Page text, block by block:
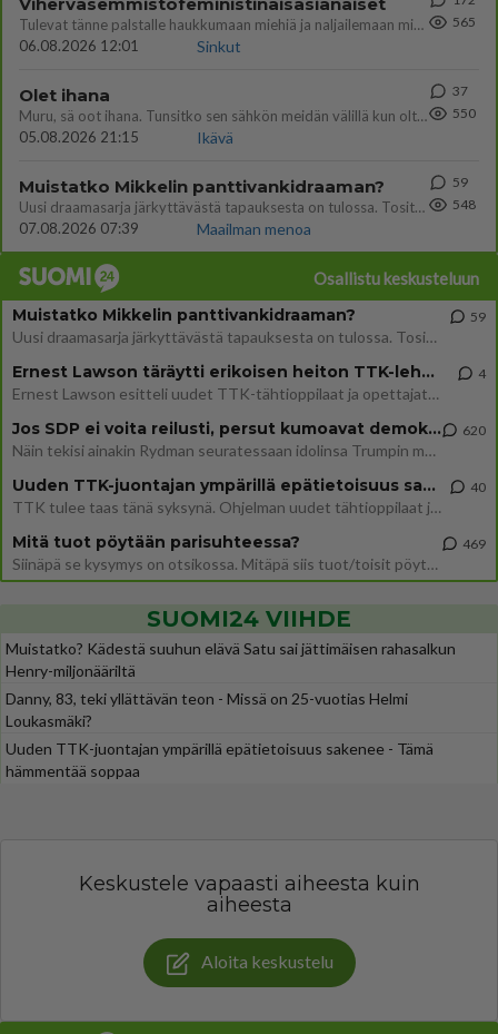
Tulevat tänne palstalle haukkumaan miehiä ja naljailemaan miehelle, kehuvat olevansa heitä parempia. Itse asuvat MIEHE
06.08.2026 12:01
Sinkut
565
Olet ihana
Muru, sä oot ihana. Tunsitko sen sähkön meidän välillä kun oltiin ihan låhekkäin? 👩‍❤️‍👩❤️😼😘
05.08.2026 21:15
Ikävä
37
550
Muistatko Mikkelin panttivankidraaman?
Uusi draamasarja järkyttävästä tapauksesta on tulossa. Tositapahtumiin perustuva sarja ammentaa vuoden 1986 Mikkelin pan
07.08.2026 07:39
Maailman menoa
59
548
Osallistu keskusteluun
Muistatko Mikkelin panttivankidraaman?
Uusi draamasarja järkyttävästä tapauksesta on tulossa. Tositapahtumiin perustuva sarja ammentaa vuoden 1986 Mikkelin pan
59
Ernest Lawson täräytti erikoisen heiton TTK-lehdistötilaisuudessa: " Onko tässä tarkoituksena...?"
Ernest Lawson esitteli uudet TTK-tähtioppilaat ja opettajat torstaina 6.8. lehdistölle. Tulevalla kaudella on yksi hausk
4
Jos SDP ei voita reilusti, persut kumoavat demokratian Suomesta
Näin tekisi ainakin Rydman seuratessaan idolinsa Trumpin mallia https://www.is.fi/politiikka/art-2000012187244.html
620
Uuden TTK-juontajan ympärillä epätietoisuus sakenee - Nyt MTV hämmentää soppaa
TTK tulee taas tänä syksynä. Ohjelman uudet tähtioppilaat julkistetaan torstaina 6. elokuuta klo 14 alkavassa lehdistö
40
Mitä tuot pöytään parisuhteessa?
Siinäpä se kysymys on otsikossa. Mitäpä siis tuot/toisit pöytään parisuhteessa? Oletko mies vai nainen? Koetko sen mitä
469
SUOMI24 VIIHDE
Muistatko? Kädestä suuhun elävä Satu sai jättimäisen rahasalkun
Henry-miljonääriltä
Danny, 83, teki yllättävän teon - Missä on 25-vuotias Helmi
Loukasmäki?
Uuden TTK-juontajan ympärillä epätietoisuus sakenee - Tämä
hämmentää soppaa
Keskustele vapaasti aiheesta kuin
aiheesta
Aloita keskustelu